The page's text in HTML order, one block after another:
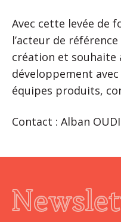
Avec cette levée de
l’acteur de
création et souhaite
développement
équipes produits,
Contact : Alban